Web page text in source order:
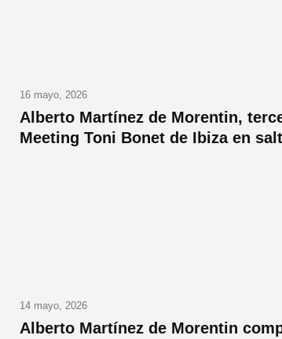
16 mayo, 2026
Alberto Martínez de Morentin,
Meeting Toni Bonet de Ibiza en
14 mayo, 2026
Alberto Martínez de Morentin